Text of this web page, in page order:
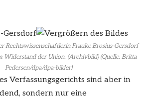
Rechtswissenschaftlerin Frauke Brosius-Gersdorf
Widerstand der Union. (Archivbild) (Quelle: Britta
Pedersen/dpa/dpa-bilder)
Verfassungsgerichts sind aber in
sondern nur eine